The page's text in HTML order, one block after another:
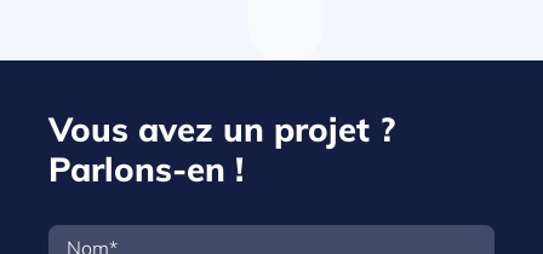
Vous avez un projet ?
Parlons-en !